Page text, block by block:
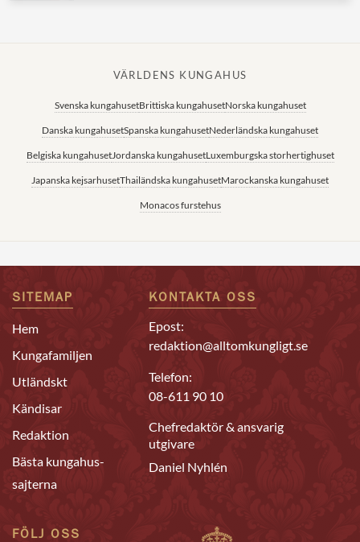
VÄRLDENS KUNGAHUS
Svenska kungahusetBrittiska kungahusetNorska kungahuset
Danska kungahusetSpanska kungahusetNederländska kungahuset
Belgiska kungahusetJordanska kungahusetLuxemburgska storhertighuset
Japanska kejsarhusetThailändska kungahusetMarockanska kungahuset
Monacos furstehus
SITEMAP
Hem
Kungafamiljen
Utländskt
Kändisar
Redaktion
Bästa kungahus-
sajterna
KONTAKTA OSS
Epost:
redaktion@alltomkungligt.se
Telefon:
08-611 90 10
Chefredaktör & ansvarig
utgivare
Daniel Nyhlén
FÖLJ OSS